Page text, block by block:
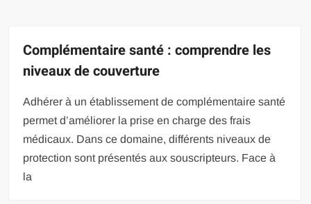
Complémentaire santé : comprendre les
niveaux de couverture
Adhérer à un établissement de complémentaire santé
permet d’améliorer la prise en charge des frais
médicaux. Dans ce domaine, différents niveaux de
protection sont présentés aux souscripteurs. Face à
la